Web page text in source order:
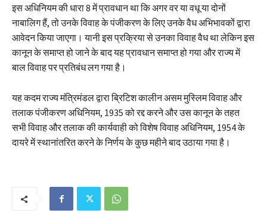
इस अधिनियम की धारा 8 में प्रावधान था कि अगर वर या वधू या दोनों
नाबालिग हैं, तो उनके विवाह के पंजीकरण के लिए उनके वैध अभिभावकों द्वारा
आवेदन किया जाएगा। यानी इस प्रक्रिया से उनका विवाह वैध था लेकिन इस
कानून के समाप्त हो जाने के बाद यह प्रावधान समाप्त हो गया और राज्य में
बाल विवाह पर प्रतिबंध लग गया है।
यह कदम राज्य मंत्रिमंडल द्वारा ब्रिटिश कालीन असम मुस्लिम विवाह और
तलाक पंजीकरण अधिनियम, 1935 को रद्द करने और उस कानून के तहत
सभी विवाह और तलाक की कार्यवाही को विशेष विवाह अधिनियम, 1954 के
दायरे में स्थानांतरित करने के निर्णय के कुछ महीने बाद उठाया गया है।